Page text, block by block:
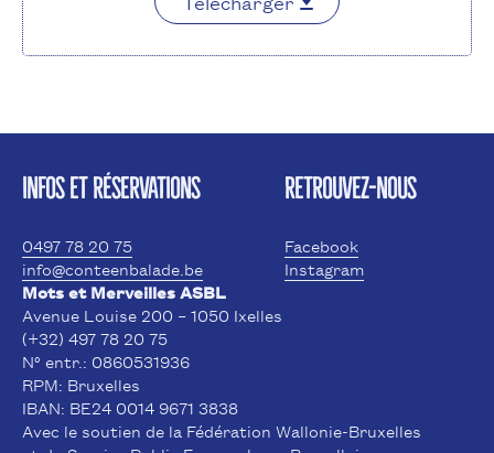
Mots et Merveilles ASBL
Avenue Louise 200 – 1050 Ixelles
(+32) 497 78 20 75
N° entr.: 0860531936
RPM: Bruxelles
IBAN: BE24 0014 9671 3838
Avec le soutien de la Fédération Wallonie-Bruxelles
INFOS ET RÉSERVATIONS
0497 78 20 75
info@conteenbalade.be
RETROUVEZ-NOUS
Facebook
Instagram